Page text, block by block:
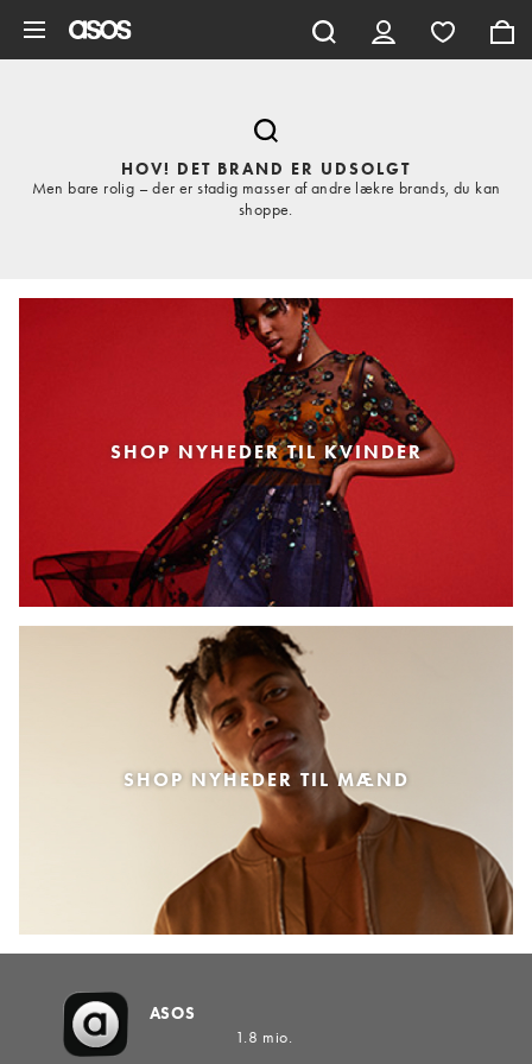
HOV! DET BRAND ER UDSOLGT
Men bare rolig – der er stadig masser af andre lækre brands, du kan
shoppe.
SHOP NYHEDER TIL KVINDER
SHOP NYHEDER TIL MÆND
ASOS
1.8 mio.